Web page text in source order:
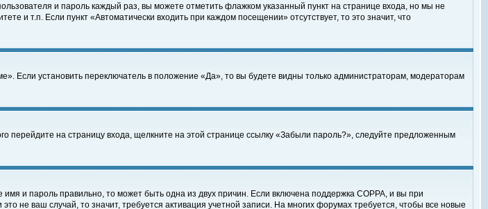
и пароль каждый раз, вы можете отметить флажком указанный пункт на странице входа, но мы не
и т.п. Если пункт «Автоматически входить при каждом посещении» отсутствует, то это значит, что
Если установить переключатель в положение «Да», то вы будете видны только администраторам, модераторам
перейдите на страницу входа, щелкните на этой странице ссылку «Забыли пароль?», следуйте предложенным
и пароль правильно, то может быть одна из двух причин. Если включена поддержка COPPA, и вы при
не ваш случай, то значит, требуется активация учетной записи. На многих форумах требуется, чтобы все новые